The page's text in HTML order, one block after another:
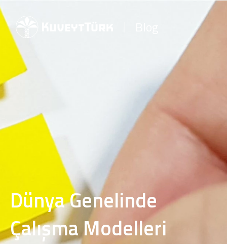
Dünya Genelinde
Çalışma Modelleri